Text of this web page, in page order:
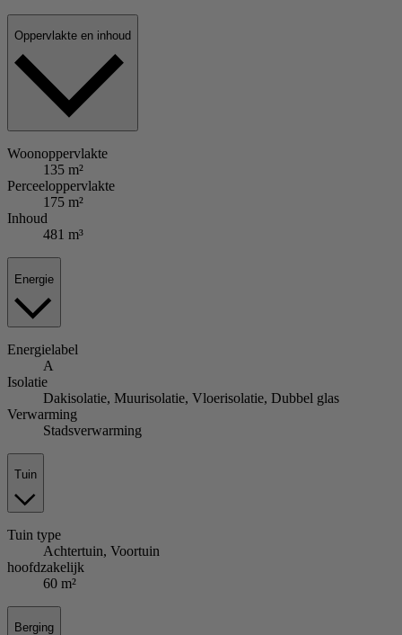
Oppervlakte en inhoud
Woonoppervlakte
135 m²
Perceeloppervlakte
175 m²
Inhoud
481 m³
Energie
Energielabel
A
Isolatie
Dakisolatie, Muurisolatie, Vloerisolatie, Dubbel glas
Verwarming
Stadsverwarming
Tuin
Tuin type
Achtertuin, Voortuin
hoofdzakelijk
60 m²
Berging